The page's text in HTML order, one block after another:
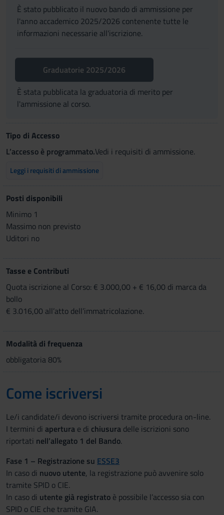
È stato pubblicato il nuovo bando di ammissione per
l'anno accademico 2025/2026 contenente tutte le
informazioni necessarie all'iscrizione.
Graduatorie 2025/2026
È stata pubblicata la graduatoria di merito per
l'ammissione al corso.
Tipo di Accesso
L’accesso è programmato.Vedi i requisiti di ammissione.
Leggi i requisiti di ammissione
Posti disponibili
Minimo 1
Massimo non previsto
Uditori no
Tasse e Contributi
Quota iscrizione al Corso: € 3.000,00 + € 16,00 di marca da
bollo
€ 3.016,00 all’atto dell’immatricolazione.
Modalità di frequenza
obbligatoria 80%
Come iscriversi
Le/i candidate/i devono iscriversi tramite procedura on-line.
I termini di apertura e di chiusura delle iscrizioni sono
riportati nell’allegato 1 del Bando.
Fase 1 – Registrazione su ESSE3
In caso di nuovo utente, la registrazione può avvenire solo
tramite SPID o CIE.
In caso di utente già registrato è possibile l’accesso sia con
SPID o CIE che tramite GIA.